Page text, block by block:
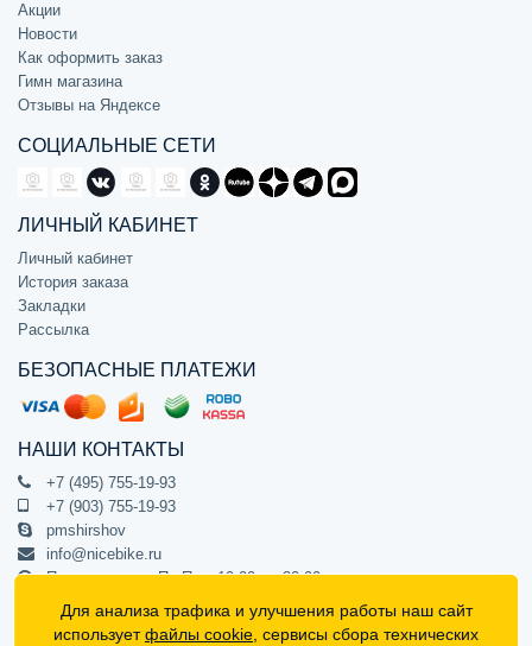
Акции
Новости
Как оформить заказ
Гимн магазина
Отзывы на Яндексе
СОЦИАЛЬНЫЕ СЕТИ
ЛИЧНЫЙ КАБИНЕТ
Личный кабинет
История заказа
Закладки
Рассылка
БЕЗОПАСНЫЕ ПЛАТЕЖИ
НАШИ КОНТАКТЫ
+7 (495) 755-19-93
+7 (903) 755-19-93
pmshirshov
info@nicebike.ru
Прием звонков Пн-Пт с 10:00 до 20:00
ПВЗ Пн-Пт с 10:00 до 20:00
г. Москва, ул. Барклая 13с1
Для анализа трафика и улучшения работы наш сайт
используетфайлы cookie , сервисы сбора технических